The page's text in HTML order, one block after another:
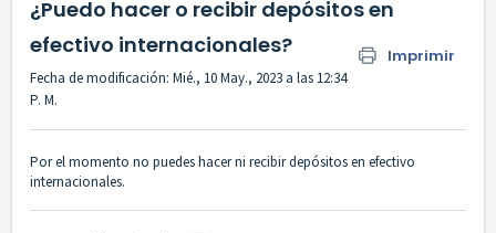
¿Puedo hacer o recibir depósitos en
efectivo internacionales?
Imprimir
Fecha de modificación: Mié., 10 May., 2023 a las 12:34
P. M.
Por el momento no puedes hacer ni recibir depósitos en efectivo
internacionales.